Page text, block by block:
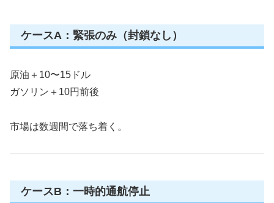
ケースA：緊張のみ（封鎖なし）
原油＋10〜15ドル
ガソリン＋10円前後
市場は数週間で落ち着く。
ケースB：一時的通航停止